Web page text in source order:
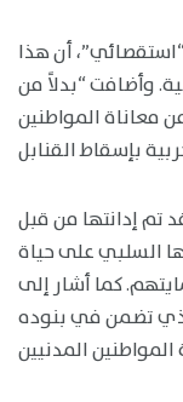
أن هذا
وأضافت “بدلاً من
معاناة المواطنين
تم إدانتها من قبل
السلبي على حياة
كما أشار إلى
تضمن في بنوده